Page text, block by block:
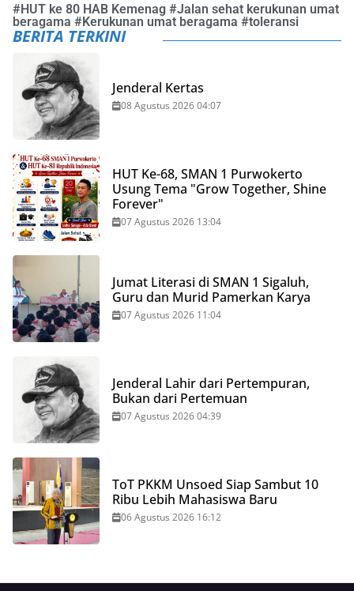
#HUT ke 80 HAB Kemenag #Jalan sehat kerukunan umat
beragama #Kerukunan umat beragama #toleransi
BERITA TERKINI
Jenderal Kertas
08 Agustus 2026 04:07
HUT Ke-68, SMAN 1 Purwokerto
Usung Tema "Grow Together, Shine
Forever"
07 Agustus 2026 13:04
Jumat Literasi di SMAN 1 Sigaluh,
Guru dan Murid Pamerkan Karya
07 Agustus 2026 11:04
Jenderal Lahir dari Pertempuran,
Bukan dari Pertemuan
07 Agustus 2026 04:39
ToT PKKM Unsoed Siap Sambut 10
Ribu Lebih Mahasiswa Baru
06 Agustus 2026 16:12